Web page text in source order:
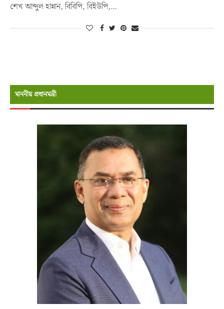
শেখ আব্দুল হান্নান, বিবিপি, বিইউপি,…
মাননীয় প্রধানমন্রী